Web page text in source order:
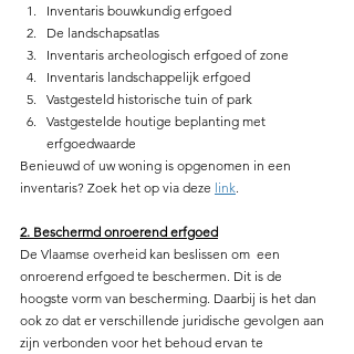
Inventaris bouwkundig erfgoed
De landschapsatlas
Inventaris archeologisch erfgoed of zone
Inventaris landschappelijk erfgoed
Vastgesteld historische tuin of park
Vastgestelde houtige beplanting met
erfgoedwaarde
Benieuwd of uw woning is opgenomen in een
inventaris? Zoek het op via deze link
2. Beschermd onroerend erfgoed
De Vlaamse overheid kan beslissen om  een
onroerend erfgoed te beschermen. Dit is de
hoogste vorm van bescherming. Daarbij is het dan
ook zo dat er verschillende juridische gevolgen aan
zijn verbonden voor het behoud ervan te